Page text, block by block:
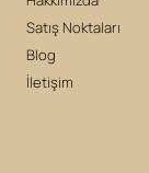
Satış Noktaları
Blog
İletişim